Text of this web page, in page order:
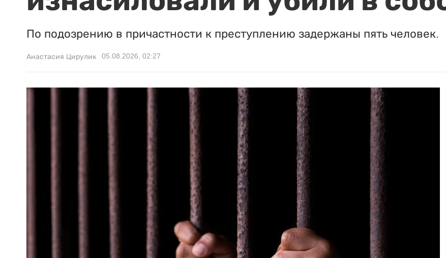
По подозрению в причастности к преступлению задержаны пять человек.
Анастасия Цирулик 05.08.2026, 02:27